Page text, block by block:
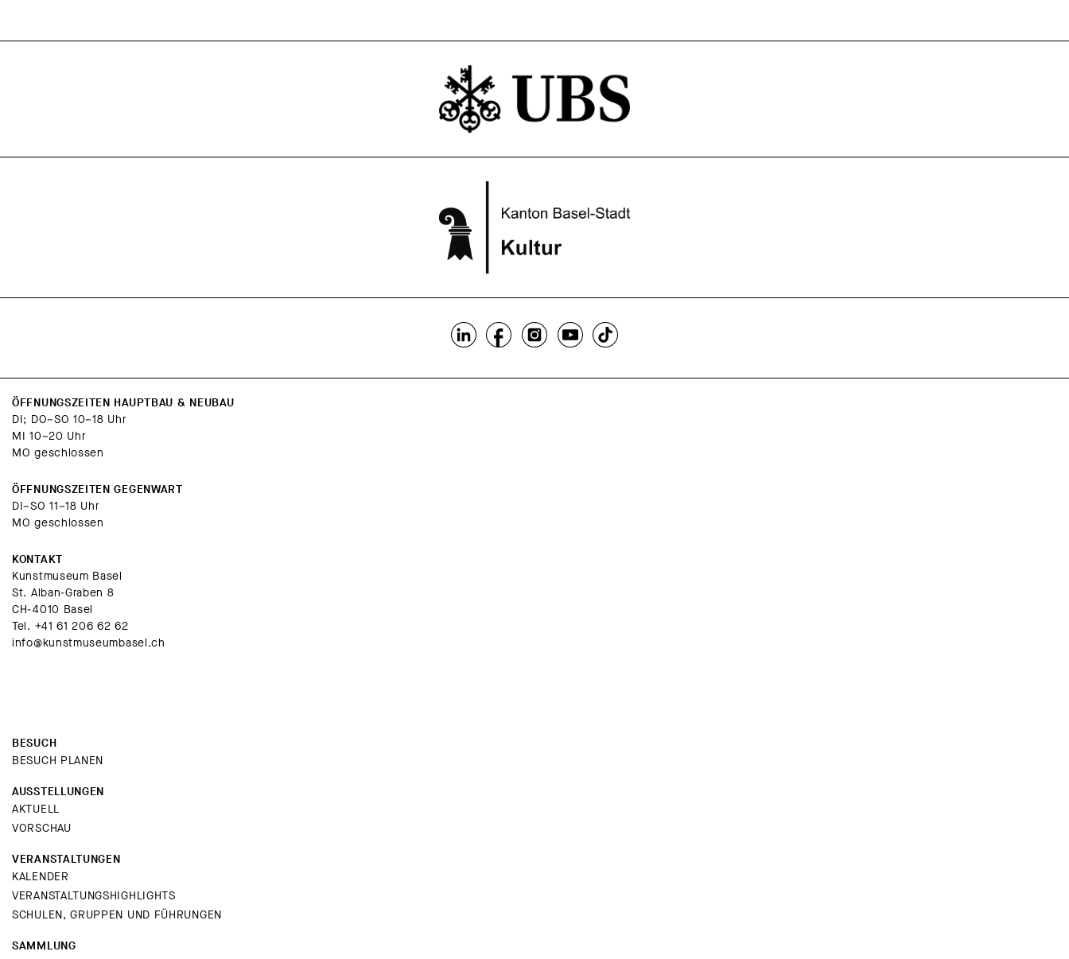
ÖFFNUNGSZEITEN HAUPTBAU & NEUBAU
DI; DO–SO 10–18 Uhr
MI 10–20 Uhr
MO geschlossen
ÖFFNUNGSZEITEN GEGENWART
DI–SO 11–18 Uhr
MO geschlossen
KONTAKT
Kunstmuseum Basel
St. Alban-Graben 8
CH-4010 Basel
Tel. +41 61 206 62 62
info@kunstmuseumbasel.ch
BESUCH
BESUCH PLANEN
AUSSTELLUNGEN
AKTUELL
VORSCHAU
VERANSTALTUNGEN
KALENDER
VERANSTALTUNGSHIGHLIGHTS
SCHULEN, GRUPPEN UND FÜHRUNGEN
SAMMLUNG